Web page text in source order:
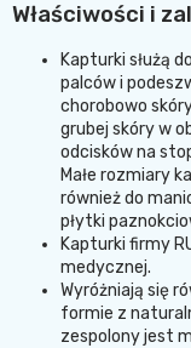
Właściwości i
Kapturki służą
palców i
chorobowo
grubej skóry w
odcisków na
Małe rozmiary
również do
płytki
Kapturki firmy
medycznej.
Wyróżniają się
formie z
zespolony jest